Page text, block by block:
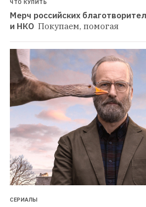
ЧТО КУПИТЬ
Мерч российских
и НКО Покупаем, помогая
СЕРИАЛЫ